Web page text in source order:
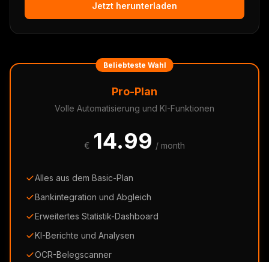
Jetzt herunterladen
Beliebteste Wahl
Pro-Plan
Volle Automatisierung und KI-Funktionen
€ 14.99 / month
Alles aus dem Basic-Plan
Bankintegration und Abgleich
Erweitertes Statistik-Dashboard
KI-Berichte und Analysen
OCR-Belegscanner